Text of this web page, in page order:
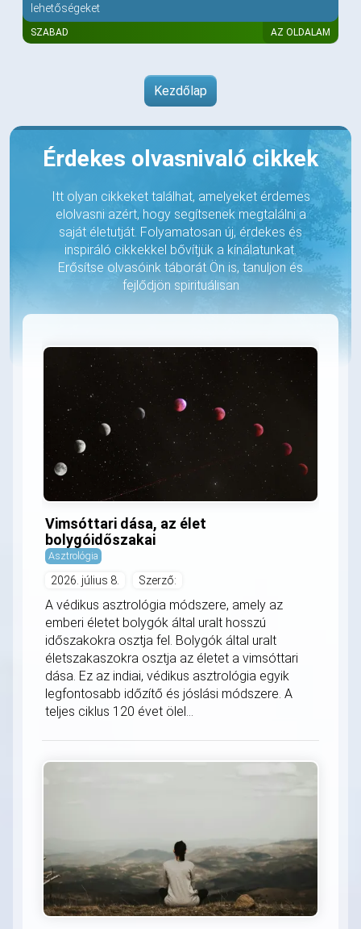
lehetőségeket
SZABAD AZ OLDALAM
Kezdőlap
Érdekes olvasnivaló cikkek
Itt olyan cikkeket találhat, amelyeket érdemes
elolvasni azért, hogy segítsenek megtalálni a
saját életutját. Folyamatosan új, érdekes és
inspiráló cikkekkel bővítjük a kínálatunkat.
Erősítse olvasóink táborát Ön is, tanuljon és
fejlődjön spirituálisan
Vimsóttari dása, az élet
bolygóidőszakai
Asztrológia
2026. július 8. Szerző:
A védikus asztrológia módszere, amely az
emberi életet bolygók által uralt hosszú
időszakokra osztja fel. Bolygók által uralt
életszakaszokra osztja az életet a vimsóttari
dása. Ez az indiai, védikus asztrológia egyik
legfontosabb időzítő és jóslási módszere. A
teljes ciklus 120 évet ölel...